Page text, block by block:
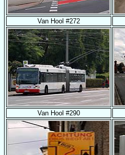
Van Hool #272
Van Hool #290